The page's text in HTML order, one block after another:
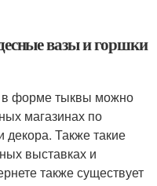
вазы и горшки
в форме тыквы можно
магазинах по
Также такие
выставках и
также существует